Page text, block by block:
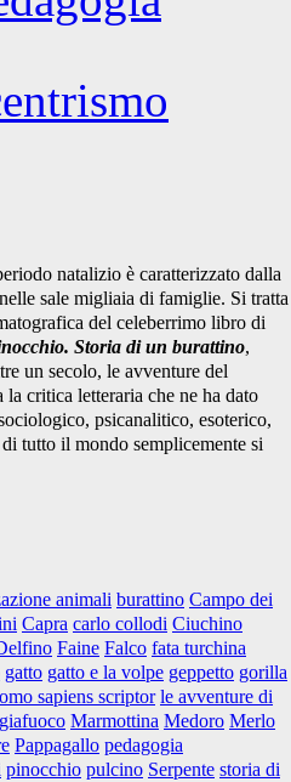
span>
natalizio è caratterizzato dalla
sale migliaia di famiglie. Si tratta
del celeberrimo libro di
Storia di un burattino,
un secolo, le avventure del
critica letteraria che ne ha dato
psicanalitico, esoterico,
tutto il mondo semplicemente si
animali burattino Campo dei
Capra carlo collodi Ciuchino
Faine Falco fata turchina
gatto gatto e la volpe geppetto gorilla
sapiens scriptor le avventure di
Marmottina Medoro Merlo
Pappagallo pedagogia
pinocchio pulcino Serpente storia di